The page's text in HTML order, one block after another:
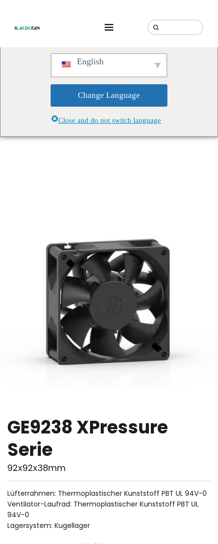
speaking a different language.
Do you want to change to:
English
Change Language
Close and do not switch language
Serie
92x92x38mm
Lüfterrahmen: Thermoplastischer Kunststoff PBT UL 94V-0
Ventilator-Laufrad: Thermoplastischer Kunststoff PBT UL
94V-0
Lagersystem: Kugellager